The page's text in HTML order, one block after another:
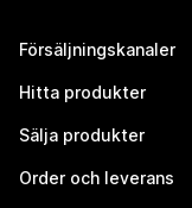
Försäljningskanaler
Hitta produkter
Sälja produkter
Order och leverans